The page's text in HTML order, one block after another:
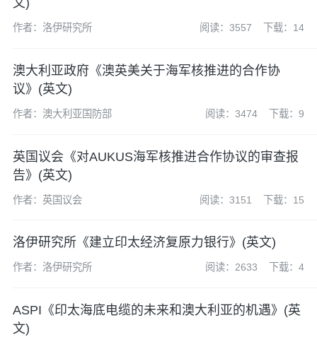
文)
作者：洛伊研究所 阅读：3557 下载：14
澳大利亚政府《澳英美关于海军核推进的合作协
议》(英文)
作者：澳大利亚国防部 阅读：3474 下载：9
英国议会《对AUKUS海军核推进合作协议的审查报
告》(英文)
作者：英国议会 阅读：3151 下载：15
洛伊研究所《建立印太经济复原力银行》(英文)
作者：洛伊研究所 阅读：2633 下载：4
ASPI《印太海底电缆的未来和澳大利亚的机遇》(英
文)